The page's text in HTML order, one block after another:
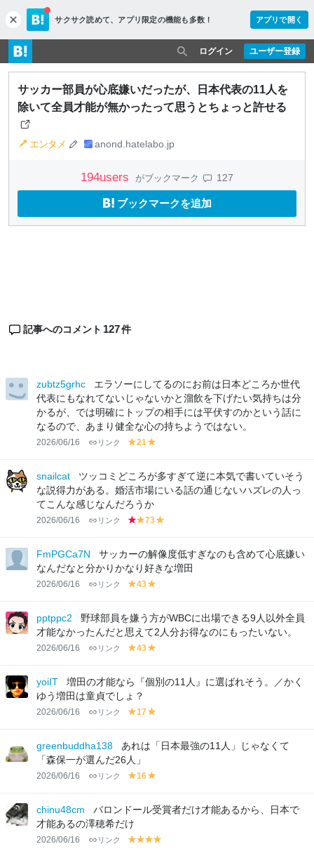
c
l
o
s
e
サクサク読めて、 アプリ限定の機能も多数！ アプリで開く
ユーザー登録
ログイン
サッカー部員が心底嫌いだったが、日本代表の11人を
除いて全員才能が無かったって思うとちょっと許せる
エンタメ anond.hatelabo.jp
194users がブックマーク 127
ブックマークを追加
記事へのコメント 127件
zubtz5grhc
エラソーにしてるのにお前は日本どころか世代
代表にもなれてないじゃないかと溜飲を下げたい気持ちは分
かるが、では明確にトップの相手には平伏すのかという話に
なるので、あまり健全な心の持ちようではない。
2026/06/16 リンク
y
lo
w
21
lo
w
snailcat
ツッコミどころが多すぎて逆に本気で書いていそう
な説得力がある。婚活市場にいる話の通じないハズレの人っ
てこんな感じなんだろうか
2026/06/16 リンク
r y
lo
w
73
lo
w
FmPGCa7N
サッカーの解像度低すぎなのも含めて心底嫌い
なんだなと分かりかなり好きな増田
2026/06/16 リンク
y
lo
w
43
lo
w
pptppc2
野球部員を嫌う方がWBCに出場できる9人以外全員
才能なかったんだと思えて2人分お得なのにもったいない。
2026/06/16 リンク
y
lo
w
43
lo
yoiIT
増田の才能なら『個別の11人』に選ばれそう。／かく
ゆう増田は童貞でしょ？
2026/06/16 リンク
y
lo
w
17
lo
greenbuddha138
あれは「日本最強の11人」じゃなくて
「森保一が選んだ26人」
2026/06/16 リンク
y
lo
w
16
lo
chinu48cm
バロンドール受賞者だけ才能あるから、日本で
才能あるの澤穂希だけ
2026/06/16 リンク
y y y